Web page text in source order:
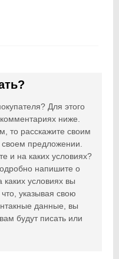
Для этого
ниже.
то расскажите своим
предложении.
и на каких условиях?
напишите о
каких условиях вы
указывая свою
данные, вы
будут писать или